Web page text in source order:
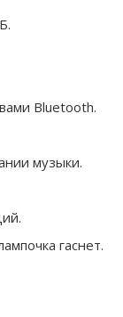
Bluetooth.
музыки.
гаснет.